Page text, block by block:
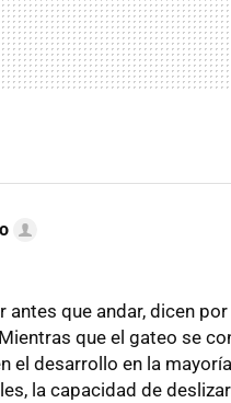
antes que andar, dicen por
que el gateo se
el desarrollo en la
la capacidad de